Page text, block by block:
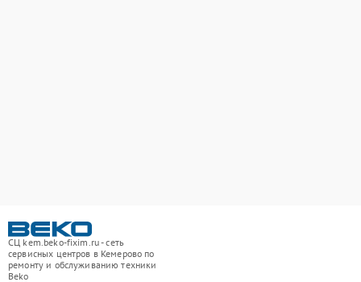
СЦ kem.beko-fixim.ru - сеть
сервисных центров в Кемерово по
ремонту и обслуживанию техники
Beko